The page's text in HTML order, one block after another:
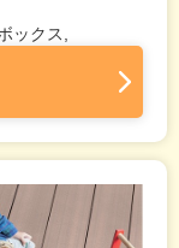
ックス,